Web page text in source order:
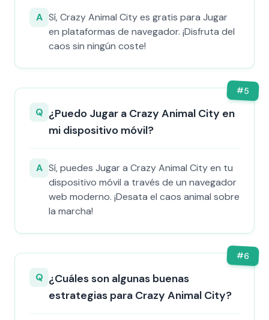
A Sí, Crazy Animal City es gratis para Jugar
en plataformas de navegador. ¡Disfruta del
caos sin ningún coste!
#5
Q ¿Puedo Jugar a Crazy Animal City en
mi dispositivo móvil?
A Sí, puedes Jugar a Crazy Animal City en tu
dispositivo móvil a través de un navegador
web moderno. ¡Desata el caos animal sobre
la marcha!
#6
Q ¿Cuáles son algunas buenas
estrategias para Crazy Animal City?